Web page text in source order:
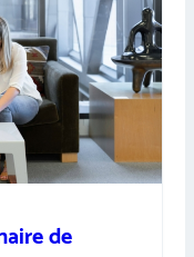
de